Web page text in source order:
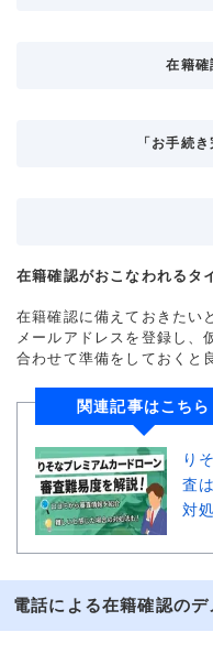
在籍確
「お手続
在籍確認がおこなわれるタ
在籍確認に備えておきたい
メールアドレスを登録し、
合わせて準備をしておくと
関連記事はこちら
り
査
対
電話による在籍確認のデ